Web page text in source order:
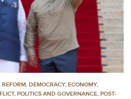
REFORM, DEMOCRACY, ECONOMY,
, POLITICS AND GOVERNANCE, POST-